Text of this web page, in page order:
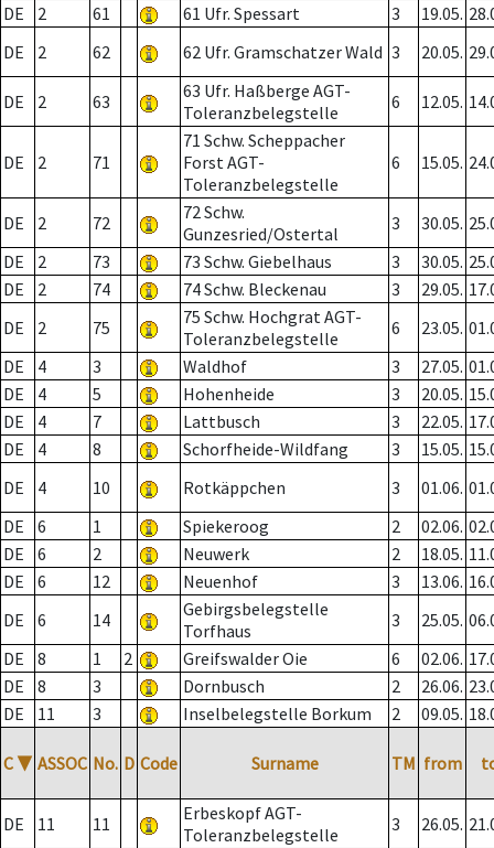
DE 2 61 61 Ufr. Spessart 3 19.05.
DE
2 62 62 Ufr. Gramschatzer Wald 3 20.05.
DE 2 63
63 Ufr. Haßberge AGT-
Toleranzbelegstelle
6 12.05.
DE 2 71
71 Schw. Scheppacher
Forst AGT-
Toleranzbelegstelle
6 15.05.
DE 2 72
72 Schw.
Gunzesried/Ostertal
3 30.05.
DE
2 73 73 Schw. Giebelhaus 3 30.05.
DE
2 74 74 Schw. Bleckenau 3 29.05.
DE
2 75
75 Schw. Hochgrat AGT-
Toleranzbelegstelle
6 23.05.
DE
4 3 Waldhof 3 27.05.
DE
4 5 Hohenheide 3 20.05.
DE
4 7 Lattbusch 3 22.05.
DE
4 8 Schorfheide-Wildfang 3 15.05.
DE
4 10 Rotkäppchen 3 01.06.
DE
6 1 Spiekeroog 2 02.06.
DE
6 2 Neuwerk 2 18.05.
DE
6 12 Neuenhof 3 13.06.
DE
6 14
Gebirgsbelegstelle
Torfhaus
3 25.05.
DE
8 1 2 Greifswalder Oie 6 02.06.
DE
8 3 Dornbusch 2 26.06.
DE
11 3 Inselbelegstelle Borkum 2 09.05.
C ▼ ASSOC No. D Code Surname TM from
DE 11 11
Erbeskopf AGT-
Toleranzbelegstelle
3 26.05.